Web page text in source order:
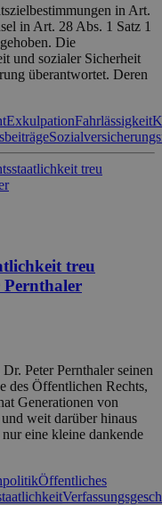
in Art.
in Art. 28 Abs. 1 Satz 1
Die
und sozialer Sicherheit
überantwortet. Deren
ExkulpationFahrlässigkeit
treu
Pernthaler
Peter Pernthaler seinen
des Öffentlichen Rechts,
Generationen von
weit darüber hinaus
eine kleine dankende
Öffentliches